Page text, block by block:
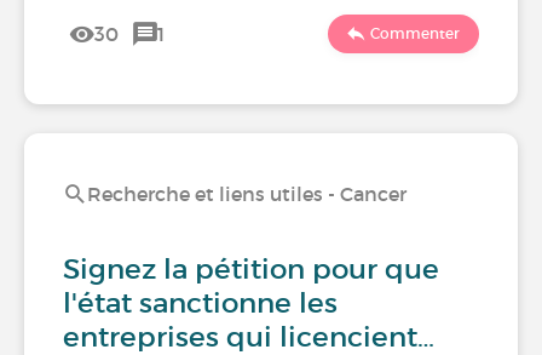
30 1 Commenter
Recherche et liens utiles - Cancer
Signez la pétition pour que
l'état sanctionne les
entreprises qui licencient…